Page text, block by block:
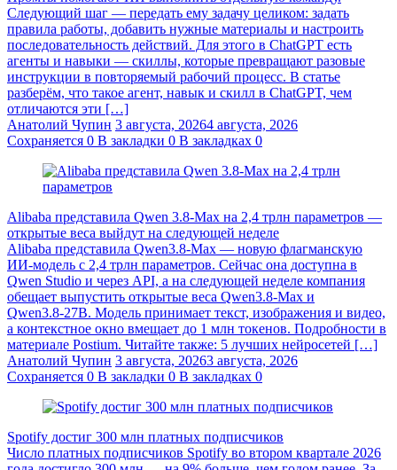
Следующий шаг — передать ему задачу целиком: задать
правила работы, добавить нужные материалы и настроить
последовательность действий. Для этого в ChatGPT есть
агенты и навыки — скиллы, которые превращают разовые
инструкции в повторяемый рабочий процесс. В статье
разберём, что такое агент, навык и скилл в ChatGPT, чем
отличаются эти […]
Анатолий Чупин 3 августа, 20264 августа, 2026
Сохраняется 0 В закладки 0 В закладках 0
Alibaba представила Qwen 3.8‑Max на 2,4 трлн параметров —
открытые веса выйдут на следующей неделе
Alibaba представила Qwen3.8‑Max — новую флагманскую
ИИ-модель с 2,4 трлн параметров. Сейчас она доступна в
Qwen Studio и через API, а на следующей неделе компания
обещает выпустить открытые веса Qwen3.8‑Max и
Qwen3.8‑27B. Модель принимает текст, изображения и видео,
а контекстное окно вмещает до 1 млн токенов. Подробности в
материале Postium. Читайте также: 5 лучших нейросетей […]
Анатолий Чупин 3 августа, 20263 августа, 2026
Сохраняется 0 В закладки 0 В закладках 0
Spotify достиг 300 млн платных подписчиков
Число платных подписчиков Spotify во втором квартале 2026